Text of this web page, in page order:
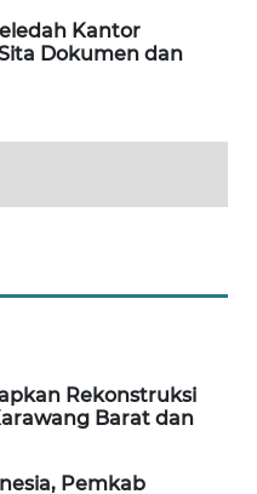
Kantor
Dokumen dan
Rekonstruksi
Barat dan
Pemkab